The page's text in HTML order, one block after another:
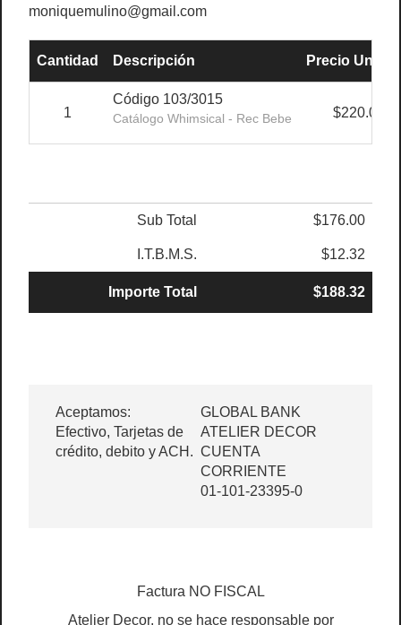
moniquemulino@gmail.com
Cantidad Descripción Precio Unit.
1
Código 103/3015
Catálogo Whimsical - Rec Bebe $220.00
Sub Total $176.00
I.T.B.M.S. $12.32
Importe Total $188.32
Aceptamos:
Efectivo, Tarjetas de
crédito, debito y ACH.
GLOBAL BANK
ATELIER DECOR
CUENTA
CORRIENTE
01-101-23395-0
Factura NO FISCAL
Atelier Decor, no se hace responsable por